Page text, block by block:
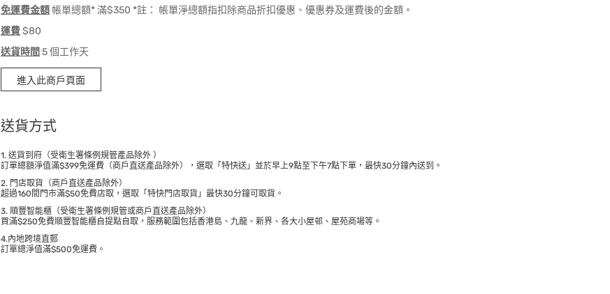
免運費金額 帳單總額* 滿$350 *註： 帳單淨總額指扣除商品折扣優惠、優惠券及運費後的金額。
運費$80
送貨時間 5 個工作天
進入此商戶頁面
送貨方式
1. 送貨到府（受衛生署條例規管產品除外 ）
訂單總額淨值滿$399免運費（商戶直送產品除外），選取「特快送」並於早上9點至下午7點下單，最快30分鐘內送到​。
2. 門店取貨（商戶直送產品除外）
超過160間門市滿$50免費店取，選取「特快門店取貨」最快30分鐘可取貨。
3. 順豐智能櫃（受衛生署條例規管或商戶直送產品除外）
買滿$250免費順豐智能櫃自提點自取，服務範圍包括香港島、九龍、新界、各大小屋邨、屋苑商場等。
4.內地跨境直郵
訂單總淨值滿$500免運費。